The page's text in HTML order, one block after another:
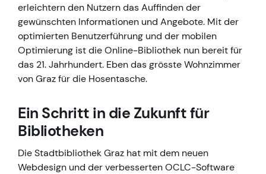
erleichtern den Nutzern das Auffinden der
gewünschten Informationen und Angebote. Mit der
optimierten Benutzerführung und der mobilen
Optimierung ist die Online-Bibliothek nun bereit für
das 21. Jahrhundert. Eben das grösste Wohnzimmer
von Graz für die Hosentasche.
Ein Schritt in die Zukunft für
Bibliotheken
Die Stadtbibliothek Graz hat mit dem neuen
Webdesign und der verbesserten OCLC-Software